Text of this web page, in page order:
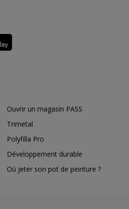
Ouvrir un magasin PASS
Trimetal
Polyfilla Pro
Développement durable
Où jeter son pot de peinture ?